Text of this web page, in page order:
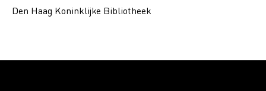
Den Haag Koninklijke Bibliotheek